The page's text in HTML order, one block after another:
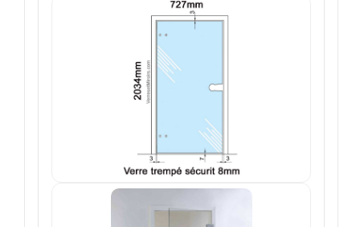
NOUS TROUVER - BUC 78